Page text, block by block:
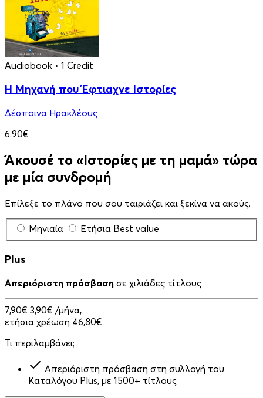
Audiobook • 1 Credit
Η Μηχανή που Έφτιαχνε Ιστορίες
Δέσποινα Ηρακλέους
6.90€
Άκουσέ το «Ιστορίες με τη μαμά» τώρα
με μία συνδρομή
Επίλεξε το πλάνο που σου ταιριάζει και ξεκίνα να ακούς.
Μηνιαία Ετήσια Best value
Plus
Απεριόριστη πρόσβαση σε χιλιάδες τίτλους
7,90€ 3,90€ /μήνα,
ετήσια χρέωση 46,80€
Τι περιλαμβάνει;
Απεριόριστη πρόσβαση στη συλλογή του
Καταλόγου Plus, με 1500+ τίτλους